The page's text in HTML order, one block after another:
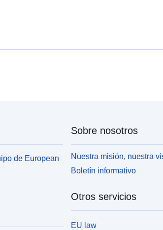
de European
Sobre nosotros
Nuestra misión, nuestra
Boletín informativo
Otros servicios
EU law